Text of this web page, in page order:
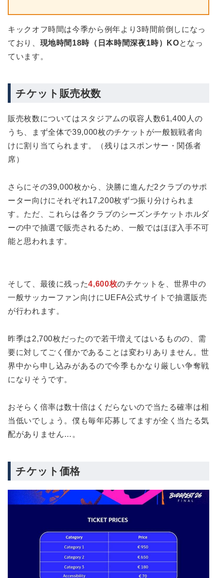
キックオフ時間は今季から例年より3時間前倒しになっ
ており、 現地時間18時（日本時間深夜1時）KOとなっ
ています。
チケット販売枚数
販売枚数についてはスタジアムの収容人数61,400人の
うち、まず全体で39,000枚のチケットが一般観戦者向
けに割り当てられます。（残りはスポンサー・関係者
席）
さらにその39,000枚から、決勝に進んだ2クラブのサポ
ーター向けにそれぞれ17,200枚ずつ振り分けられま
す。ただ、これらは各クラブのシーズンチケットホルダ
ーの中で抽選で販売されるため、一般ではほぼ入手不可
能と思われます。
そして、最後に残った4,600枚のチケットを、世界中の
一般サッカーファン向けにUEFA公式サイトで抽選販売
が行われます。
昨季は2,700枚だったので若干増えてはいるものの、需
要に対してごく僅かであることは変わりありません。世
界中から申し込みがあるので今季もかなり厳しい争奪戦
になりそうです。
おそらく倍率は数十倍はくだらないので当たる確率は相
当低いでしょう。僕も毎年応募してますが全く当たる気
配がありません…。
チケット価格